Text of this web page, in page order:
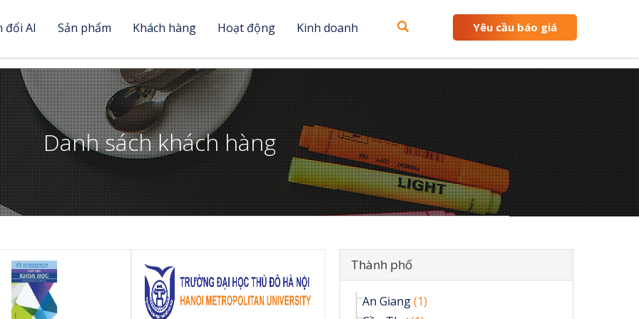
đổi AI Sản phẩm Khách hàng Hoạt động Kinh doanh Yêu cầu báo giá
Danh sách khách hàng
Ẩn
Thành phố
An Giang(1)